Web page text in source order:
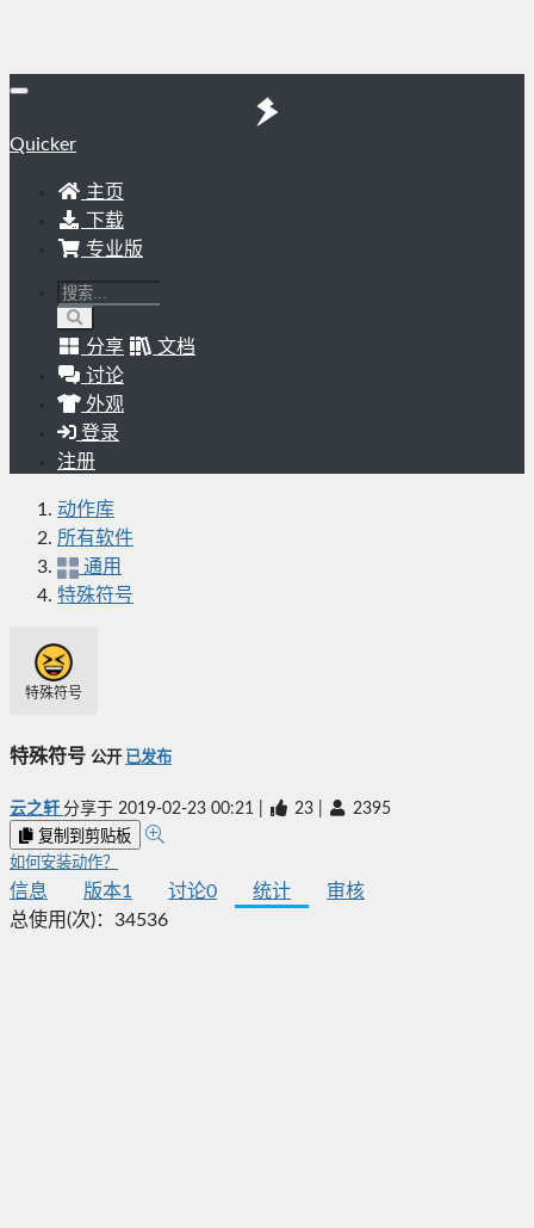
Quicker
主页
下载
专业版
分享
文档
讨论
外观
登录
注册
动作库
所有软件
通用
特殊符号
特殊符号
特殊符号 公开 已发布
云之轩 分享于 2019-02-23 00:21 23 2395
复制到剪贴板
如何安装动作？
信息 版本1 讨论0 统计
审核
总使用(次)： 34536